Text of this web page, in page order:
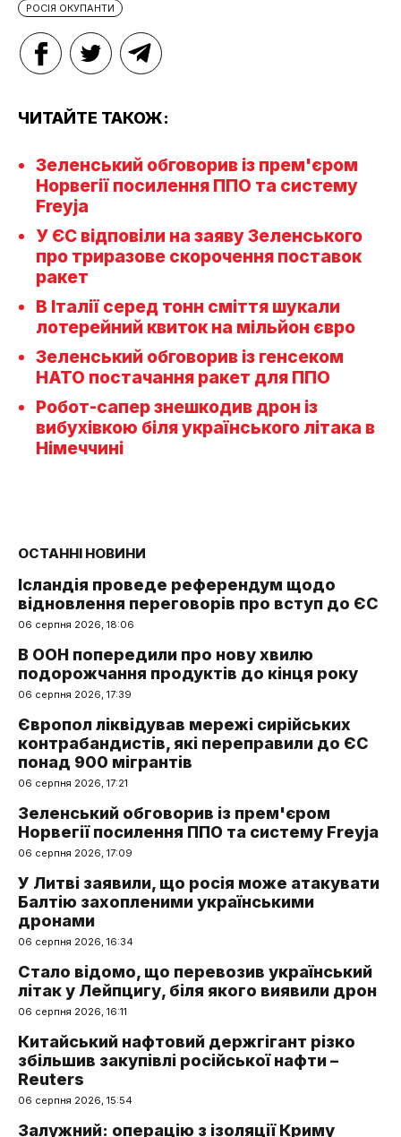
РОСІЯ ОКУПАНТИ
ЧИТАЙТЕ ТАКОЖ:
Зеленський обговорив із прем'єром
Норвегії посилення ППО та систему
Freyja
У ЄС відповіли на заяву Зеленського
про триразове скорочення поставок
ракет
В Італії серед тонн сміття шукали
лотерейний квиток на мільйон євро
Зеленський обговорив із генсеком
НАТО постачання ракет для ППО
Робот-сапер знешкодив дрон із
вибухівкою біля українського літака в
Німеччині
ОСТАННІ НОВИНИ
Ісландія проведе референдум щодо
відновлення переговорів про вступ до ЄС
06 серпня 2026, 18:06
В ООН попередили про нову хвилю
подорожчання продуктів до кінця року
06 серпня 2026, 17:39
Європол ліквідував мережі сирійських
контрабандистів, які переправили до ЄС
понад 900 мігрантів
06 серпня 2026, 17:21
Зеленський обговорив із прем'єром
Норвегії посилення ППО та систему Freyja
06 серпня 2026, 17:09
У Литві заявили, що росія може атакувати
Балтію захопленими українськими
дронами
06 серпня 2026, 16:34
Стало відомо, що перевозив український
літак у Лейпцигу, біля якого виявили дрон
06 серпня 2026, 16:11
Китайський нафтовий держгігант різко
збільшив закупівлі російської нафти –
Reuters
06 серпня 2026, 15:54
Залужний: операцію з ізоляції Криму